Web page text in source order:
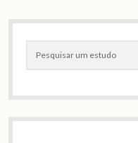
visto
(Estudo
1
1:8)
Barra
lateral